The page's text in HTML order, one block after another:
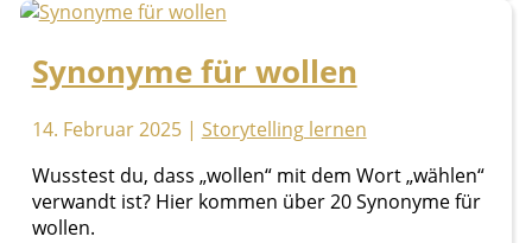
Vignette
Anekdote
–
aber
super
für
dein
Storytelling
Synonyme für wollen
14. Februar 2025 | Storytelling lernen
Wusstest du, dass „wollen“ mit dem Wort „wählen“
verwandt ist? Hier kommen über 20 Synonyme für
wollen.